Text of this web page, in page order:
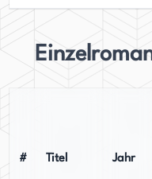
# Titel Jahr